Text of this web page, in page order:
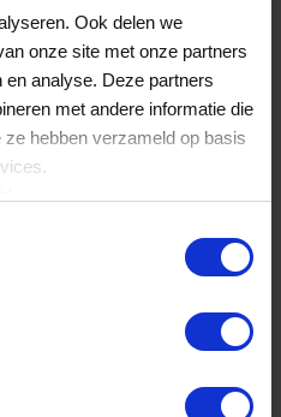
Ook delen we
onze site met onze partners
analyse. Deze partners
met andere informatie die
hebben verzameld op basis
geldig?
de VVV cadeaukaart
besteden?
uitgeven.